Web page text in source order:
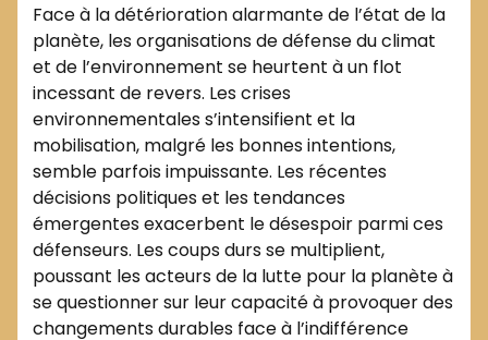
Face à la détérioration alarmante de l’état de la
planète, les organisations de défense du climat
et de l’environnement se heurtent à un flot
incessant de revers. Les crises
environnementales s’intensifient et la
mobilisation, malgré les bonnes intentions,
semble parfois impuissante. Les récentes
décisions politiques et les tendances
émergentes exacerbent le désespoir parmi ces
défenseurs. Les coups durs se multiplient,
poussant les acteurs de la lutte pour la planète à
se questionner sur leur capacité à provoquer des
changements durables face à l’indifférence